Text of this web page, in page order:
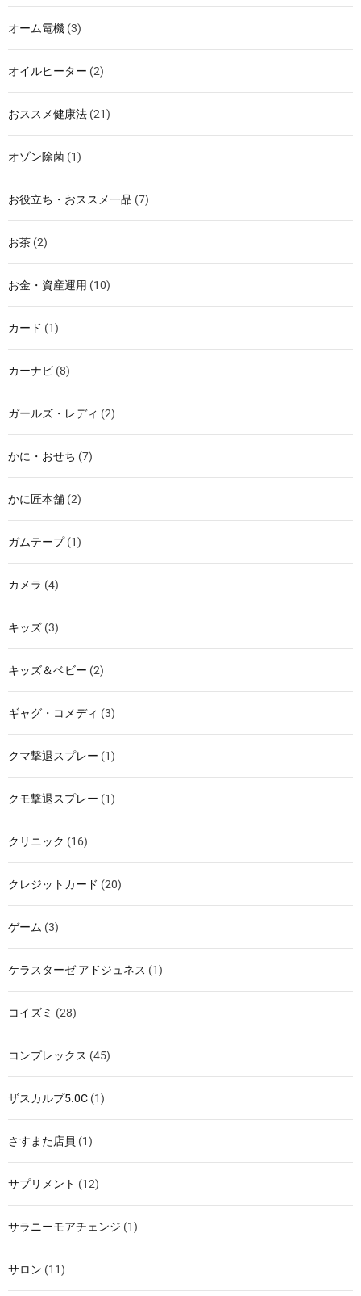
オーム電機 (3)
オイルヒーター (2)
おススメ健康法 (21)
オゾン除菌 (1)
お役立ち・おススメ一品 (7)
お茶 (2)
お金・資産運用 (10)
カード (1)
カーナビ (8)
ガールズ・レディ (2)
かに・おせち (7)
かに匠本舗 (2)
ガムテープ(1)
カメラ (4)
キッズ (3)
キッズ＆ベビー (2)
ギャグ・コメディ (3)
クマ撃退スプレー (1)
クモ撃退スプレー (1)
クリニック (16)
クレジットカード (20)
ゲーム (3)
ケラスターゼ アドジュネス (1)
コイズミ (28)
コンプレックス (45)
ザスカルプ5.0C (1)
さすまた店員 (1)
サプリメント (12)
サラニーモアチェンジ (1)
サロン (11)